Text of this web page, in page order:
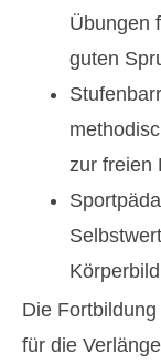
Übungen
guten
zur freien
Die
für die